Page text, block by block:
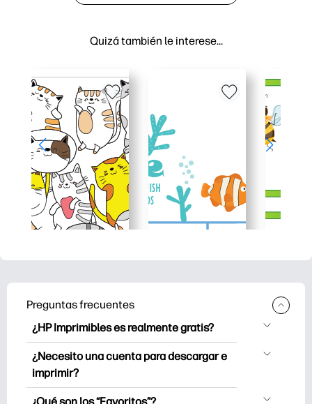
Quizá también le interese…
Preguntas frecuentes
¿HP Imprimibles es realmente gratis?
HP Printables ofrece más de 2.500
imprimibles gratuitos para descargar e
imprimir. Explora páginas para colorear
populares, hojas de trabajo de
¿Necesito una cuenta para descargar e
imprimir?
Puede explorar e imprimir sin crear una